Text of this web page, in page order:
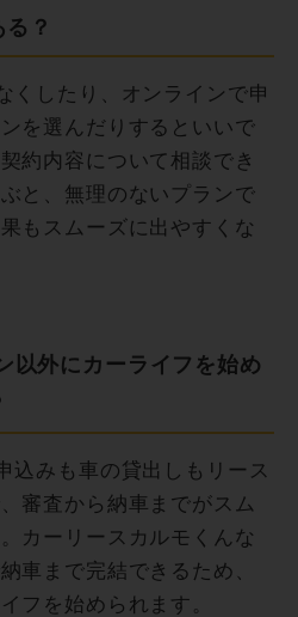
？
くしたり、オンラインで申
を選んだりするといいで
約内容について相談でき
と、無理のないプランで
もスムーズに出やすくな
以外にカーライフを始め
込みも車の貸出しもリース
審査から納車までがスム
カーリースカルモくんな
車まで完結できるため、
フを始められます。